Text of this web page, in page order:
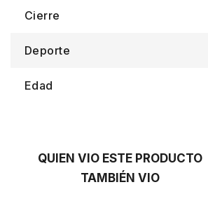
Cierre
Deporte
Edad
QUIEN VIO ESTE PRODUCTO
TAMBIÉN VIO